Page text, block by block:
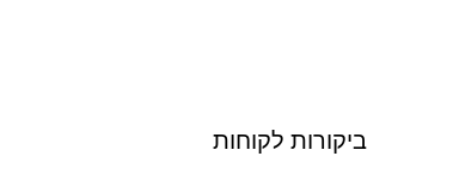
ביקורות לקוחות